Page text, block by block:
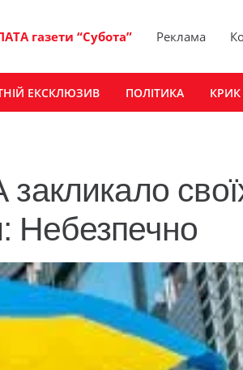
газети “Субота” Реклама
ЕКСКЛЮЗИВ ПОЛІТИКА
Небезпечно